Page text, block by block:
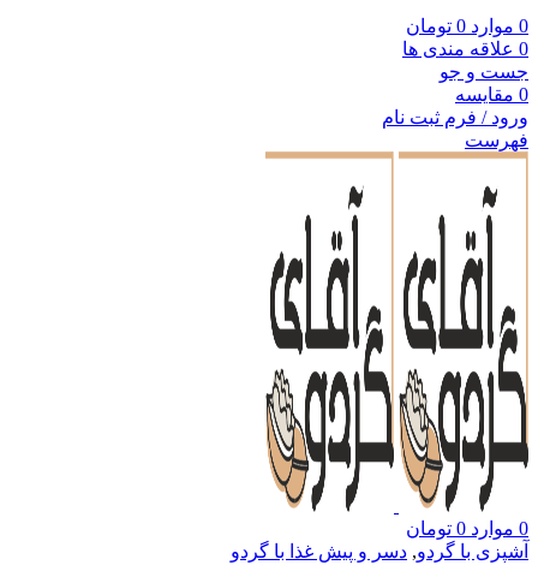
0 موارد 0 تومان
0 علاقه مندی ها
جست و جو
0 مقایسه
ورود / فرم ثبت نام
فهرست
0 موارد 0 تومان
آشپزی با گردو, دسر و پیش غذا با گردو